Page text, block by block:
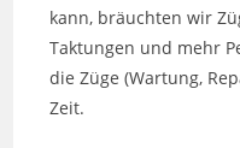
kann, bräuchten wir
Taktungen und mehr
die Züge (Wartung,
Zeit.